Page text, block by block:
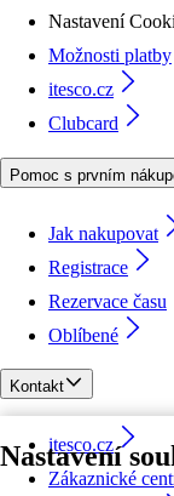
Nastavení
Nastavení
Možnosti platby
itesco.cz
Clubcard
Pomoc s prvním
Jak nakupovat
Registrace
Rezervace času
Oblíbené
Kontakt
itesco.cz
Zákaznické